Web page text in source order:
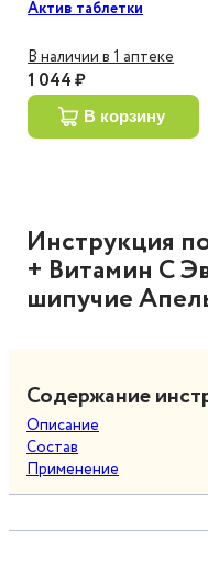
Актив таблетки
В наличии в 1 аптеке
1 044 ₽
в корзину
Инструкция
+ Витамин С
шипучие
Содержание
Описание
Состав
Применение